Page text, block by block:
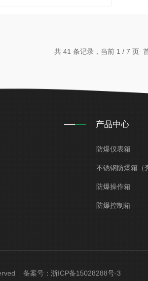
共 41 条记录，当前 1 / 7 页
产品中心
防爆仪表箱
不锈钢防爆箱（
防爆操作箱
防爆控制箱
备案号：浙ICP备15028288号-3